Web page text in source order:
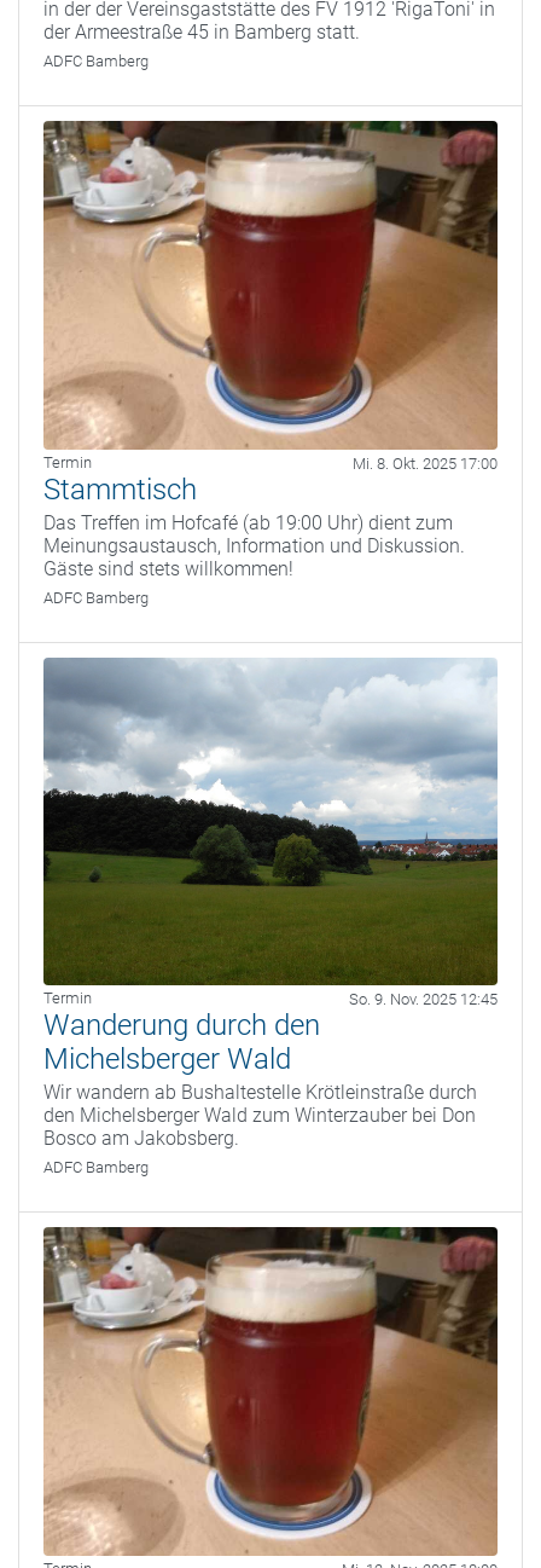
in der der Vereinsgaststätte des FV 1912 'RigaToni' in
der Armeestraße 45 in Bamberg statt.
ADFC Bamberg
Termin Mi. 8. Okt. 2025 17:00
Stammtisch
Das Treffen im Hofcafé (ab 19:00 Uhr) dient zum
Meinungsaustausch, Information und Diskussion.
Gäste sind stets willkommen!
ADFC Bamberg
Termin So. 9. Nov. 2025 12:45
Wanderung durch den
Michelsberger Wald
Wir wandern ab Bushaltestelle Krötleinstraße durch
den Michelsberger Wald zum Winterzauber bei Don
Bosco am Jakobsberg.
ADFC Bamberg